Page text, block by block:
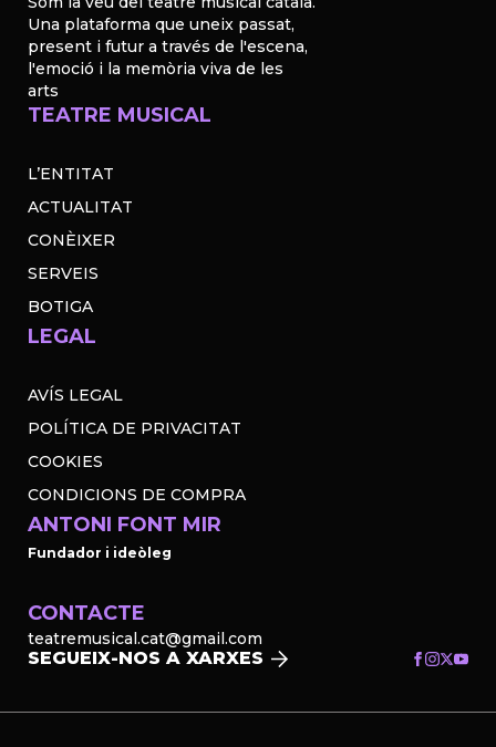
Una plataforma que uneix passat,
present i futur a través de l'escena,
l'emoció i la memòria viva de les
arts
TEATRE MUSICAL
L’ENTITAT
ACTUALITAT
CONÈIXER
SERVEIS
BOTIGA
LEGAL
AVÍS LEGAL
POLÍTICA DE PRIVACITAT
COOKIES
CONDICIONS DE COMPRA
ANTONI FONT MIR
Fundador i ideòleg
CONTACTE
teatremusical.cat@gmail.com
SEGUEIX-NOS A XARXES